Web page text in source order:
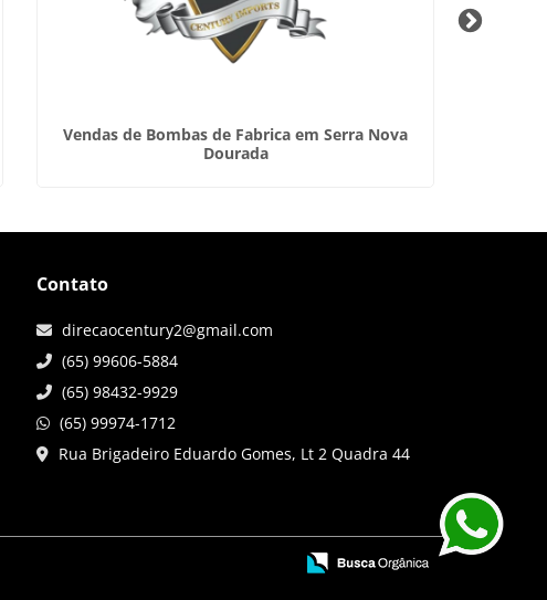
Vendas de Bombas de Fabrica em Serra Nova
Dourada
Contato
direcaocentury2@gmail.com
(65) 99606-5884
(65) 98432-9929
(65) 99974-1712
Rua Brigadeiro Eduardo Gomes, Lt 2 Quadra 44